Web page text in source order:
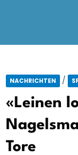
NACHRICHTEN /
«Leinen
Tore